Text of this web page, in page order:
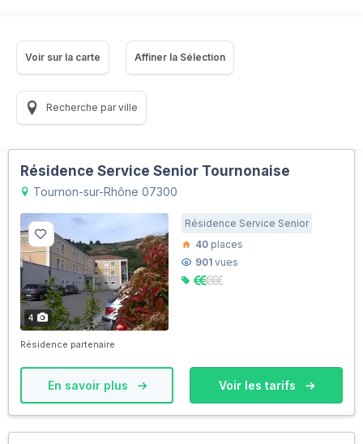
Voir sur la carte Affiner la Sélection
Recherche par ville
Résidence Service Senior Tournonaise
Tournon-sur-Rhône 07300
4
Résidence Service Senior
40 places
901 vues
Résidence partenaire
En savoir plus Voir les tarifs